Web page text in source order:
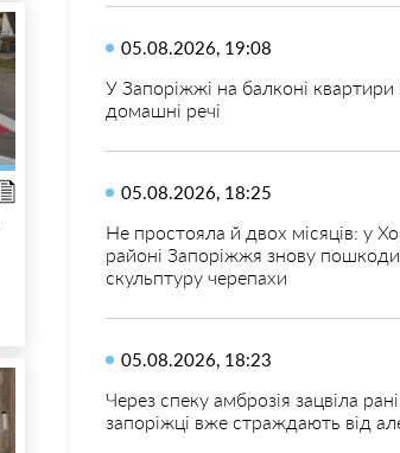
05.08.2026, 19:08
У Запоріжжі на балконі квартири
домашні речі
05.08.2026, 18:25
Не простояла й двох місяців: у
районі Запоріжжя знову
скульптуру черепахи
05.08.2026, 18:23
Через спеку амброзія зацвіла
запоріжці вже страждають від